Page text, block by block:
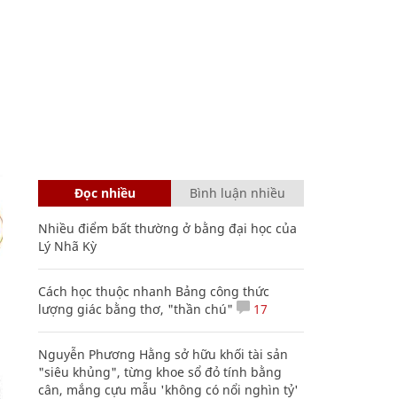
Đọc nhiều Bình luận nhiều
Nhiều điểm bất thường ở bằng đại học của
Lý Nhã Kỳ
Cách học thuộc nhanh Bảng công thức
lượng giác bằng thơ, "thần chú"
17
Nguyễn Phương Hằng sở hữu khối tài sản
"siêu khủng", từng khoe sổ đỏ tính bằng
cân, mắng cựu mẫu 'không có nổi nghìn tỷ'